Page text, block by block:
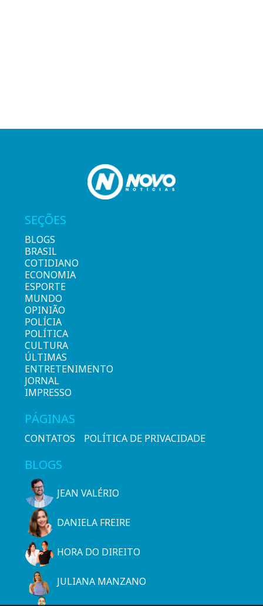
SEÇÕES
BLOGS
BRASIL
COTIDIANO
ECONOMIA
ESPORTE
MUNDO
OPINIÃO
POLÍCIA
POLÍTICA
CULTURA
ÚLTIMAS
ENTRETENIMENTO
JORNAL
IMPRESSO
PÁGINAS
CONTATOS POLÍTICA DE PRIVACIDADE
BLOGS
JEAN VALÉRIO
DANIELA FREIRE
HORA DO DIREITO
JULIANA MANZANO